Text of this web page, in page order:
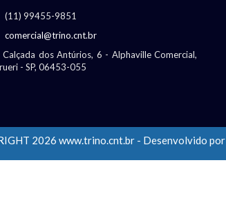
(11) 99455-9851
comercial@trino.cnt.br
Calçada dos Antúrios, 6 - Alphaville Comercial,
- SP, 06453-055
2026 www.trino.cnt.br - Desenvolvido por